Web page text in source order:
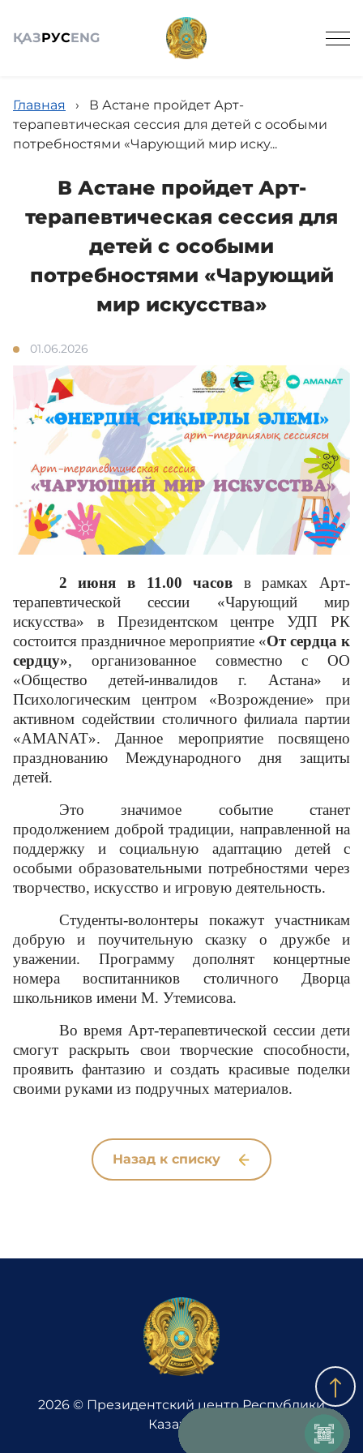
ҚАЗРУСENG
Общие сведения
Посетителям
Противодействие коррупции
3D тур
Многофункциональный зал
Адалдық алаңы
Версия для слабовидящих
Главная ›
В Астане пройдет Арт-
терапевтическая сессия для детей с особыми
потребностями «Чарующий мир иску...
В Астане пройдет Арт-
терапевтическая сессия для
детей с особыми
потребностями «Чарующий
мир искусства»
01.06.2026
2 июня в 11.00 часов в рамках Арт-
терапевтической сессии «Чарующий мир
искусства» в Президентском центре УДП РК
состоится праздничное мероприятие «От сердца к
сердцу», организованное совместно с ОО
«Общество детей-инвалидов г. Астана» и
Психологическим центром «Возрождение» при
активном содействии столичного филиала партии
«AMANAT». Данное мероприятие посвящено
празднованию Международного дня защиты
детей.
Это значимое событие станет
продолжением доброй традиции, направленной на
поддержку и социальную адаптацию детей с
особыми образовательными потребностями через
творчество, искусство и игровую деятельность.
Студенты-волонтеры покажут участникам
добрую и поучительную сказку о дружбе и
уважении. Программу дополнят концертные
номера воспитанников столичного Дворца
школьников имени М. Утемисова.
Во время Арт-терапевтической сессии дети
смогут раскрыть свои творческие способности,
проявить фантазию и создать красивые поделки
своими руками из подручных материалов.
Назад к списку
2026 © Президентский центр Республики
Казахстан